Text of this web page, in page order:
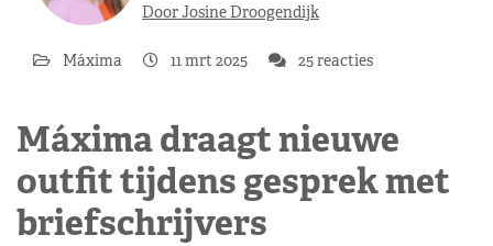
Door Josine Droogendijk
Máxima 11 mrt 2025 25 reacties
Máxima draagt nieuwe
outfit tijdens gesprek met
briefschrijvers